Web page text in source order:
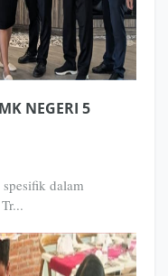
NEGERI 5
dalam